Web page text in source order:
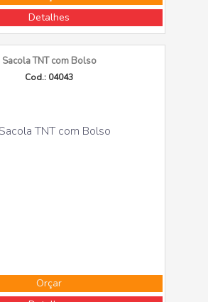
Detalhes
Sacola TNT com Bolso
Cod.: 04043
Orçar